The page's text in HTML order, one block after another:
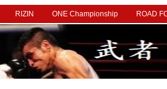
RIZIN ONE Championship ROAD